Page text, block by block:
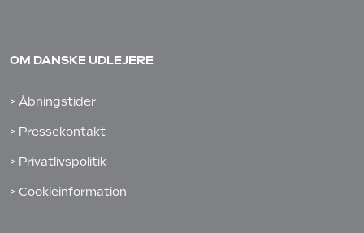
OM DANSKE UDLEJERE
> Åbningstider
> Pressekontakt
> Privatlivspolitik
> Cookieinformation